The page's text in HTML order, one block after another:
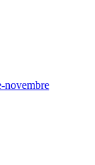
novembre